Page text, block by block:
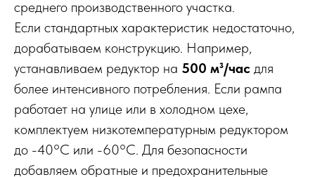
среднего производственного участка.
Если стандартных характеристик недостаточно,
дорабатываем конструкцию. Например,
устанавливаем редуктор на 500 м³/час для
более интенсивного потребления. Если рампа
работает на улице или в холодном цехе,
комплектуем низкотемпературным редуктором
до -40°C или -60°C. Для безопасности
добавляем обратные и предохранительные